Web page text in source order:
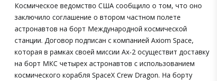
Космическое ведомство США сообщило о том, что оно
заключило соглашение о втором частном полете
астронавтов на борт Международной космической
станции. Договор подписан с компанией Axiom Space,
которая в рамках своей миссии Ax-2 осуществит доставку
на борт МКС четырех астронавтов с использованием
космического корабля SpaceX Crew Dragon. На борту